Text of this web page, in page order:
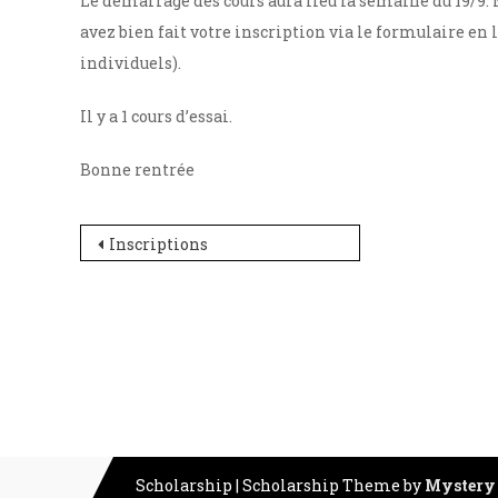
avez bien fait votre inscription via le formulaire en
individuels).
Il y a 1 cours d’essai.
Bonne rentrée
Navigation
Inscriptions
Scholarship | Scholarship Theme by Mystery